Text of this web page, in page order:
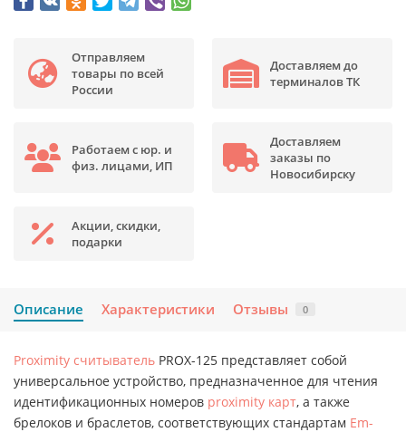
Отправляем
товары по всей
России
Доставляем до
терминалов ТК
Работаем с юр. и
физ. лицами, ИП
Доставляем
заказы по
Новосибирску
Акции, скидки,
подарки
Описание Характеристики Отзывы 0
Proximity считыватель PROX-125 представляет собой
универсальное устройство, предназначенное для чтения
идентификационных номеров proximity карт, а также
брелоков и браслетов, соответствующих стандартам Em-